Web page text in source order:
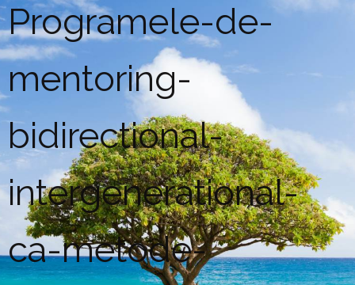
Programele-de-
mentoring-
bidirectional-
intergenerational-
ca-metode-